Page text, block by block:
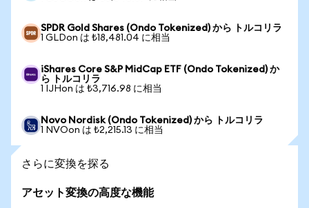
SPDR Gold Shares (Ondo Tokenized) から トルコリラ
1 GLDon は ₺18,481.04 に相当
iShares Core S&P MidCap ETF (Ondo Tokenized) か
ら トルコリラ
1 IJHon は ₺3,716.98 に相当
Novo Nordisk (Ondo Tokenized) から トルコリラ
1 NVOon は ₺2,215.13 に相当
さらに変換を探る
アセット変換の高度な機能